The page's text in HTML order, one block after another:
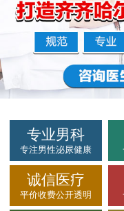
专业男科
专注男性泌尿健康
诚信医疗
平价收费公开透明